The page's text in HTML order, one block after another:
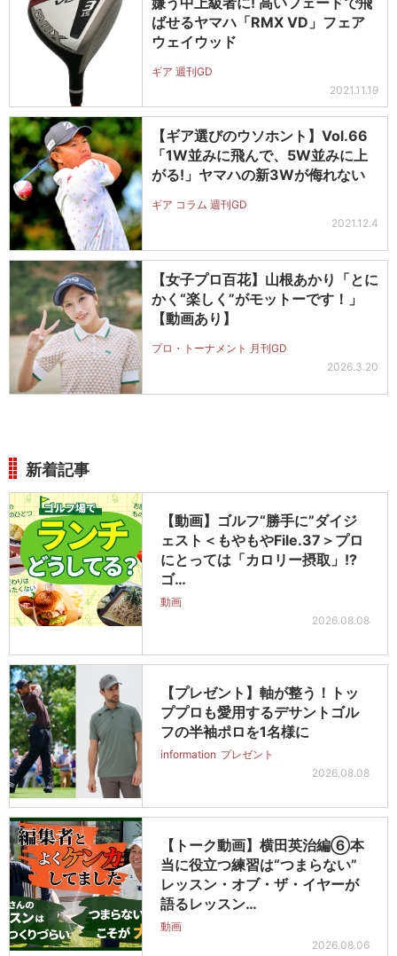
ばせるヤマハ「RMX VD」フェア
ウェイウッド
ギア 週刊GD
2021.11.19
【ギア選びのウソホント】Vol.66
「1W並みに飛んで、5W並みに上
がる!」ヤマハの新3Wが侮れない
ギア コラム 週刊GD
2021.12.4
【女子プロ百花】山根あかり「とに
かく“楽しく”がモットーです！」
【動画あり】
プロ・トーナメント 月刊GD
2026.3.20
新着記事
【動画】ゴルフ“勝手に”ダイジ
ェスト＜もやもやFile.37＞プロ
にとっては「カロリー摂取」!?
ゴ…
動画
2026.08.08
【プレゼント】軸が整う！トッ
ププロも愛用するデサントゴル
フの半袖ポロを1名様に
information プレゼント
2026.08.08
【トーク動画】横田英治編⑥本
当に役立つ練習は“つまらない”
レッスン・オブ・ザ・イヤーが
語るレッスン…
動画
2026.08.06